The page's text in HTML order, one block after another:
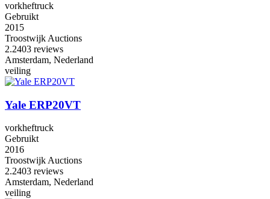
vorkheftruck
Gebruikt
2015
Troostwijk Auctions
2.2403 reviews
Amsterdam, Nederland
veiling
Yale ERP20VT
vorkheftruck
Gebruikt
2016
Troostwijk Auctions
2.2403 reviews
Amsterdam, Nederland
veiling